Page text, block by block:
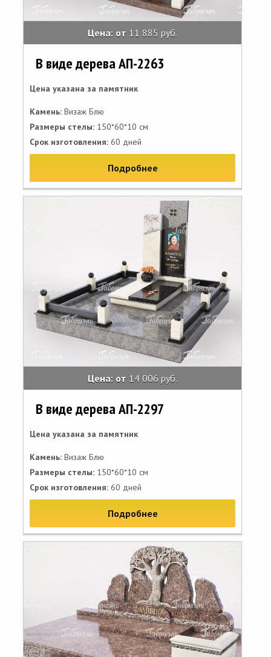
Цена: от 11 885 руб.
В виде дерева АП-2263
Цена указана за памятник
Камень: Визаж Блю
Размеры стелы: 150*60*10 см
Срок изготовления: 60 дней
Подробнее
Цена: от 14 006 руб.
В виде дерева АП-2297
Цена указана за памятник
Камень: Визаж Блю
Размеры стелы: 150*60*10 см
Срок изготовления: 60 дней
Подробнее